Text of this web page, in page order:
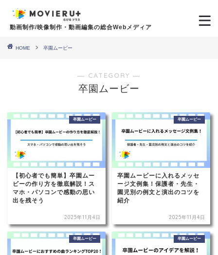
動画制作/映像制作・動画編集の総合Webメディア
HOME 卒園ムービー
― CATEGORY ―
卒園ムービー
卒園ムービー
【初心者でも簡単】卒園ムー
ビーの作り方を徹底解説！ス
マホ・パソコンで感動の思い
出を残そう
2025年11月4日
卒園ムービー
卒園ムービーに入れるメッセ
ージ文例集！保護者・先生・
園児別の例文と演出のコツを
紹介
2025年11月4日
卒園ムービー 卒園ムービー